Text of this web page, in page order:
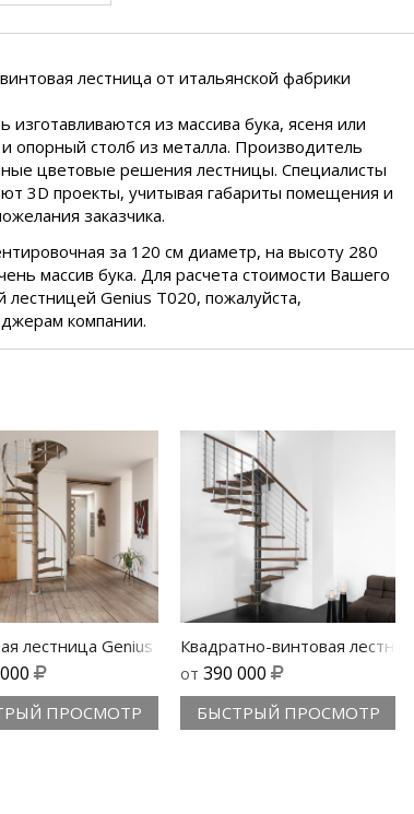
лестница от итальянской фабрики
изготавливаются из массива бука, ясеня или
опорный столб из металла. Производитель
цветовые решения лестницы. Специалисты
3D проекты, учитывая габариты помещения и
заказчика.
за 120 см диаметр, на высоту 280
массив бука. Для расчета стоимости Вашего
лестницей Genius T020, пожалуйста,
компании.
лестница Genius 2Easy
ПРОСМОТР
Квадратно-винтовая
от 390 000
БЫСТРЫЙ ПРОСМОТР